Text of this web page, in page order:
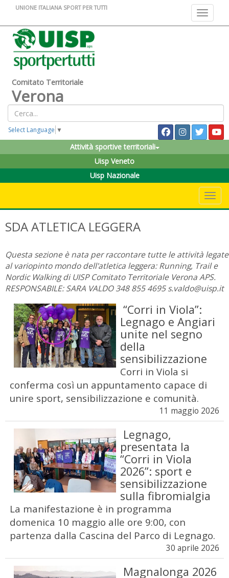
Toggle
UNIONE ITALIANA SPORT PER TUTTI
Comitato Territoriale
Verona
Select Language ▼
Attività sportive territoriali
Uisp Veneto
Uisp Nazionale
SDA ATLETICA LEGGERA
Questa sezione è nata per raccontare tutte le attività legate
al variopinto mondo dell'atletica leggera: Running, Trail e
Nordic Walking di UISP Comitato Territoriale Verona APS.
RESPONSABILE: SARA VALDO 348 855 4695 s.valdo@uisp.it
“Corri in Viola”:
Legnago e Angiari
unite nel segno
della
sensibilizzazione
Corri in Viola si
conferma così un appuntamento capace di
unire sport, sensibilizzazione e comunità.
11 maggio 2026
Legnago,
presentata la
“Corri in Viola
2026”: sport e
sensibilizzazione
sulla fibromialgia
La manifestazione è in programma
domenica 10 maggio alle ore 9:00, con
partenza dalla Cascina del Parco di Legnago.
30 aprile 2026
Magnalonga 2026